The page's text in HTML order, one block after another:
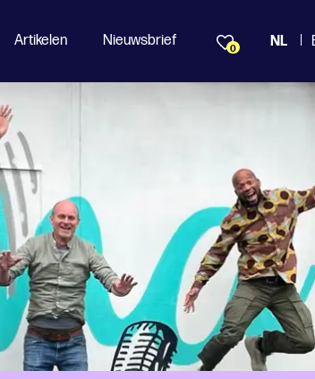
Artikelen Nieuwsbrief 0 NL